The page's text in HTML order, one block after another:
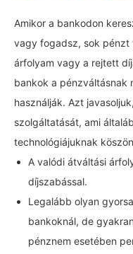
Amikor a bankodon
vagy fogadsz, sok pénzt
árfolyam vagy a rejtett
bankok a pénzváltásnak
használják. Azt
szolgáltatását, ami
technológiájuknak
A valódi átváltási
díjszabással.
Legalább olyan
bankoknál, de
pénznem esetében